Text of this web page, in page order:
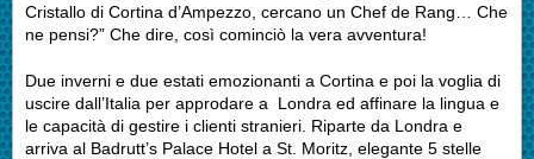
Cristallo di Cortina d’Ampezzo, cercano un Chef de Rang… Che
ne pensi?” Che dire, così cominciò la vera avventura!
Due inverni e due estati emozionanti a Cortina e poi la voglia di
uscire dall’Italia per approdare a Londra ed affinare la lingua e
le capacità di gestire i clienti stranieri. Riparte da Londra e
arriva al Badrutt’s Palace Hotel a St. Moritz, elegante 5 stelle